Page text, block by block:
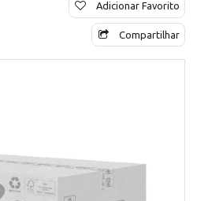
Adicionar Favorito
Compartilhar